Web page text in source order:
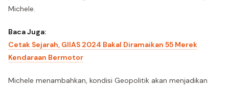
Michele.
Baca Juga:
Cetak Sejarah, GIIAS 2024 Bakal Diramaikan 55 Merek
Kendaraan Bermotor
Michele menambahkan, kondisi Geopolitik akan menjadikan